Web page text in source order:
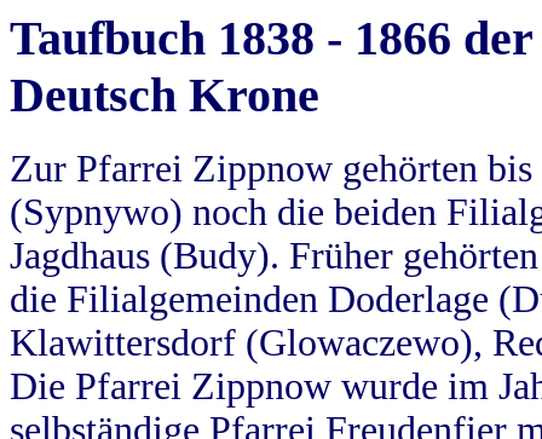
Taufbuch 1838 - 1866
Deutsch Krone
Zur Pfarrei Zippnow gehörten
(Sypnywo) noch die beiden
Jagdhaus (Budy). Früher
die Filialgemeinden Doderlage
Klawittersdorf (Glowaczewo),
Die Pfarrei Zippnow wurde im
selbständige Pfarrei Freudenfier